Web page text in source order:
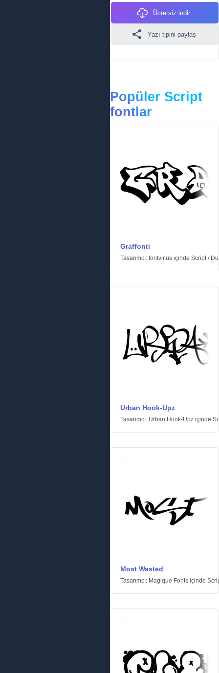
Ücretsiz indir
Yazı tipini paylaş
Popüler Script
fontlar
Graffonti
Tasarımcı: fontvir.us içinde Script/
Urban Hook-Upz
Tasarımcı: Urban Hook-Upz içinde
Most Wasted
Tasarımcı: Magique Fonts içinde